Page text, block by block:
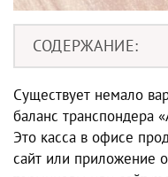
СОДЕРЖАНИЕ
Существует немало
баланс транспондера
Это касса в офисе
сайт или приложение